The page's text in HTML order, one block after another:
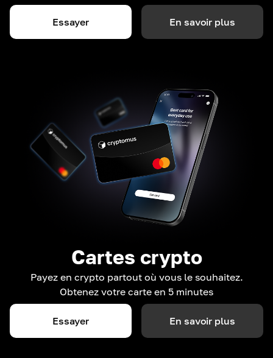
Essayer En savoir plus
Cartes crypto
Payez en crypto partout où vous le souhaitez.
Obtenez votre carte en 5 minutes
Essayer En savoir plus